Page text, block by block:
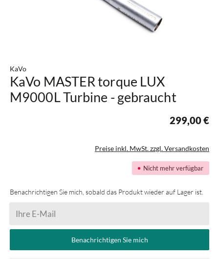
KaVo
KaVo MASTER torque LUX
M9000L Turbine - gebraucht
299,00 €
Preise inkl. MwSt. zzgl. Versandkosten
Nicht mehr verfügbar
Benachrichtigen Sie mich, sobald das Produkt wieder auf Lager ist.
Benachrichtigen Sie mich